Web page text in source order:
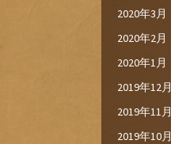
2020年3月
2020年2月
2020年1月
2019年12月
2019年11月
2019年10月